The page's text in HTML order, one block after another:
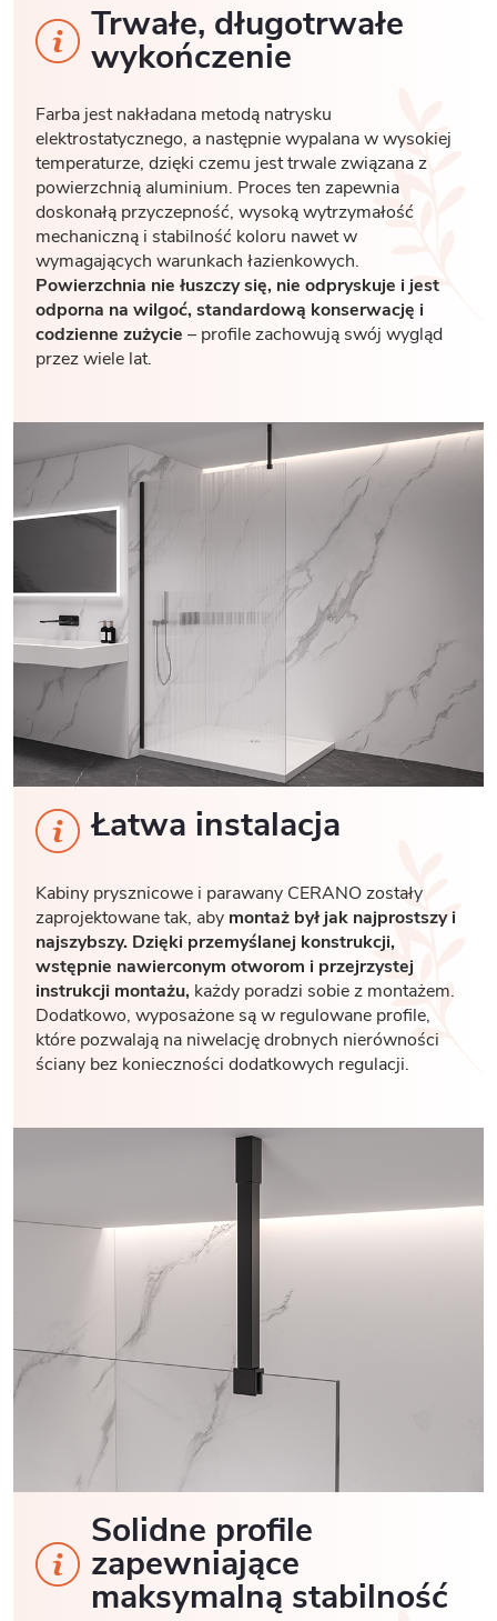
Trwałe, długotrwałe
wykończenie
Farba jest nakładana metodą natrysku
elektrostatycznego, a następnie wypalana w wysokiej
temperaturze, dzięki czemu jest trwale związana z
powierzchnią aluminium. Proces ten zapewnia
doskonałą przyczepność, wysoką wytrzymałość
mechaniczną i stabilność koloru nawet w
wymagających warunkach łazienkowych.
Powierzchnia nie łuszczy się, nie odpryskuje i jest
odporna na wilgoć, standardową konserwację i
codzienne zużycie – profile zachowują swój wygląd
przez wiele lat.
Łatwa instalacja
Kabiny prysznicowe i parawany CERANO zostały
zaprojektowane tak, aby montaż był jak najprostszy i
najszybszy. Dzięki przemyślanej konstrukcji,
wstępnie nawierconym otworom i przejrzystej
instrukcji montażu, każdy poradzi sobie z montażem.
Dodatkowo, wyposażone są w regulowane profile,
które pozwalają na niwelację drobnych nierówności
ściany bez konieczności dodatkowych regulacji.
Solidne profile
zapewniające
maksymalną stabilność